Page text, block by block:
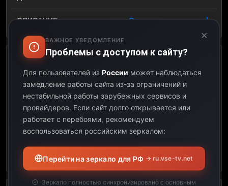
Открыть описание
Открыть описание
×
ВАЖНОЕ УВЕДОМЛЕНИЕ
Проблемы с доступом к сайту?
Для пользователей из России может наблюдаться
замедление работы сайта из-за ограничений и
нестабильной работы зарубежных сервисов и
провайдеров. Если сайт долго открывается или
работает с перебоями, рекомендуем
воспользоваться российским зеркалом:
Перейти на зеркало для РФ → ru.vse-tv.net
Зеркало полностью синхронизировано с основным